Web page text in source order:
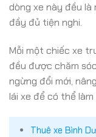
dòng xe này đều
đầy đủ tiện nghi.
Mỗi một chiếc xe
đều được chăm
ngừng đổi mới,
lái xe để có thể
Thuê xe Bình